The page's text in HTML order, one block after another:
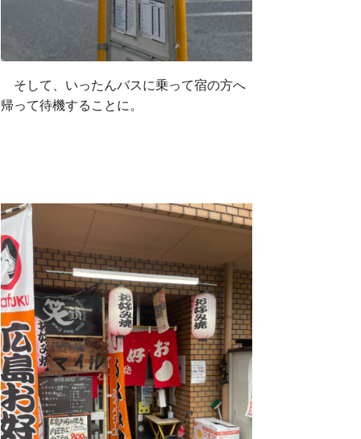
そして、いったんバスに乗って宿の方へ
帰って待機することに。